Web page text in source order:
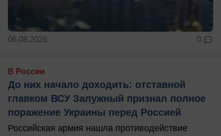
06.08.2026 0
В России
До них начало доходить: отставной
главком ВСУ Залужный признал полное
поражение Украины перед Россией
Российская армия нашла противодействие